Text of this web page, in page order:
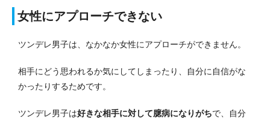
女性にアプローチできない
ツンデレ男子は、なかなか女性にアプローチができません。
相手にどう思われるか気にしてしまったり、自分に自信がな
かったりするためです。
ツンデレ男子は好きな相手に対して臆病になりがちで、自分